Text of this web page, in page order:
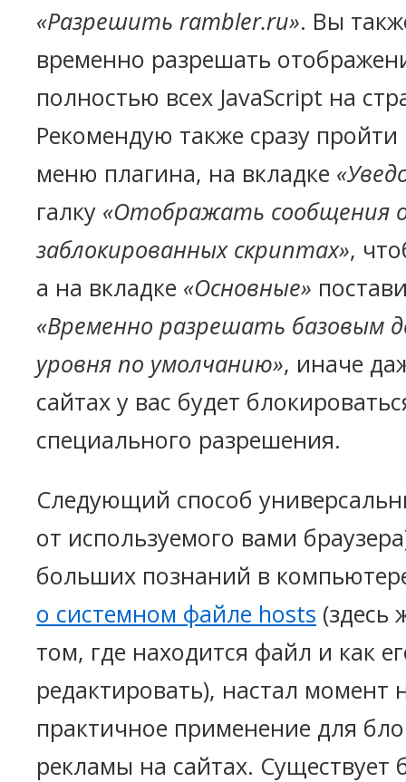
«Разрешить rambler.ru». Вы
временно разрешать
полностью всех JavaScript на
Рекомендую также сразу
меню плагина, на вкладке
галку «Отображать сообщения
заблокированных скриптах»,
а на вкладке «Основные»
«Временно разрешать базовым
уровня по умолчанию», иначе
сайтах у вас будет
специального разрешения.
Следующий способ
от используемого вами
больших познаний в
о системном файле hosts (здесь
том, где находится файл и как
редактировать), настал момент
практичное применение для
рекламы на сайтах. Существует